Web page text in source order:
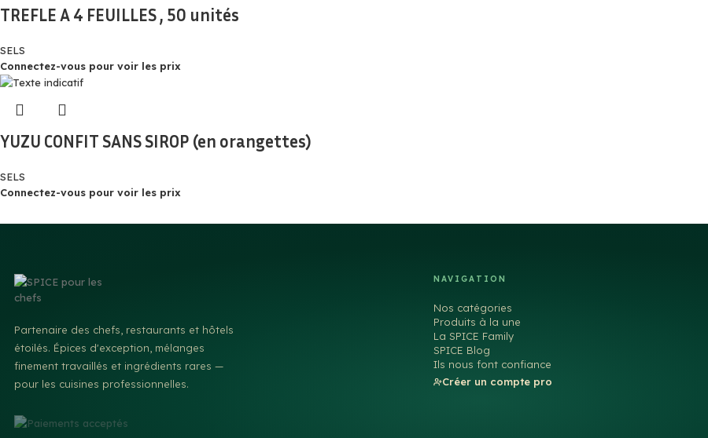
TREFLE A 4 FEUILLES , 50 unités
SELS
Connectez-vous pour voir les prix
YUZU CONFIT SANS SIROP (en orangettes)
SELS
Connectez-vous pour voir les prix
Partenaire des chefs, restaurants et hôtels
étoilés. Épices d'exception, mélanges
finement travaillés et ingrédients rares —
pour les cuisines professionnelles.
NAVIGATION
Nos catégories
Produits à la une
La SPICE Family
SPICE Blog
Ils nous font confiance
Créer un compte pro